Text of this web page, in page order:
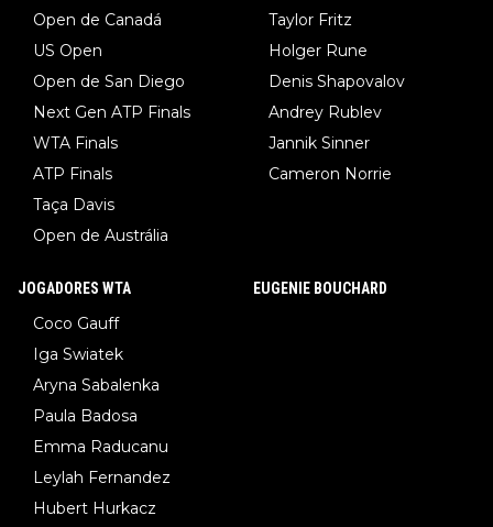
Open de Canadá
US Open
Open de San Diego
Next Gen ATP Finals
WTA Finals
ATP Finals
Taça Davis
Open de Austrália
Taylor Fritz
Holger Rune
Denis Shapovalov
Andrey Rublev
Jannik Sinner
Cameron Norrie
JOGADORES WTA
Coco Gauff
Iga Swiatek
Aryna Sabalenka
Paula Badosa
Emma Raducanu
Leylah Fernandez
Hubert Hurkacz
EUGENIE BOUCHARD